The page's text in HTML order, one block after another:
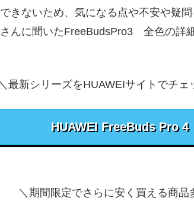
きないため、気になる点や不安や疑
んに聞いたFreeBudsPro3 全色の詳
最新シリーズをHUAWEIサイトでチェ
HUAWEI FreeBuds Pro 4
＼期間限定でさらに安く買える商品